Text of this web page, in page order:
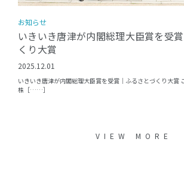
お知らせ
いきいき唐津が内閣総理大臣賞を受
くり大賞
2025.12.01
いきいき唐津が内閣総理大臣賞を受賞｜ふるさとづくり大賞
株［……］
VIEW MORE